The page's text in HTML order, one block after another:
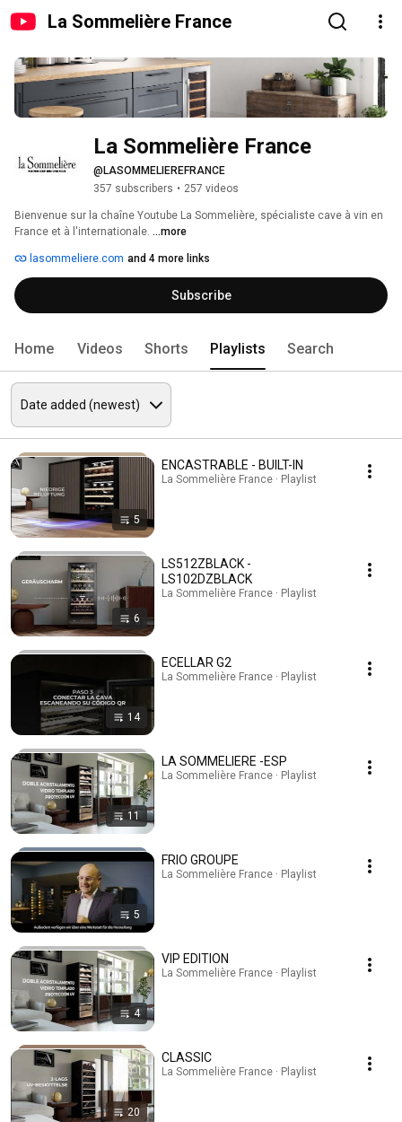
La Sommelière France
La Sommelière France
@LASOMMELIEREFRANCE
357 subscribers • 257 videos
Bienvenue sur la chaîne Youtube La Sommelière, spécialiste cave à vin en
France et à l'internationale. ...more
lasommeliere.com and 4 more links
Subscribe
Home Videos Shorts Playlists Search
5
ENCASTRABLE - BUILT-IN
La Sommelière France · Playlist
6
LS512ZBLACK -
LS102DZBLACK
La Sommelière France · Playlist
14
ECELLAR G2
La Sommelière France · Playlist
11
LA SOMMELIERE -ESP
La Sommelière France · Playlist
5
FRIO GROUPE
La Sommelière France · Playlist
4
VIP EDITION
La Sommelière France · Playlist
20
CLASSIC
La Sommelière France · Playlist